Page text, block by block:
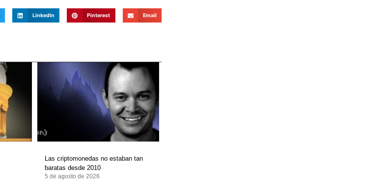
LinkedIn Pinterest Email
Las criptomonedas no estaban tan
baratas desde 2010
5 de agosto de 2026